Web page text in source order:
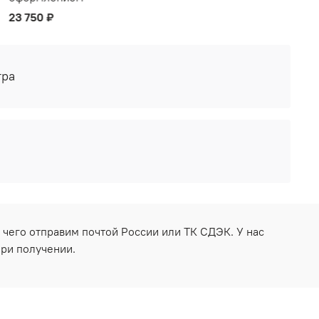
23 750 ₽
отправим почтой России или ТК СДЭК. У нас
получении.